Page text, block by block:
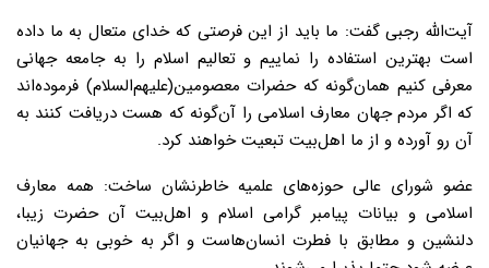
آیت‌الله رجبی گفت: ما باید از این فرصتی که خدای متعال به ما داده
است بهترین استفاده را نماییم و تعالیم اسلام را به جامعه جهانی
معرفی کنیم همان‌گونه که حضرات معصومین(علیهم‌السلام) فرموده‌اند
که اگر مردم جهان معارف اسلامی را آن‌گونه که هست دریافت کنند به
آن رو آورده و از ما اهل‌بیت تبعیت خواهند کرد.
عضو شورای عالی حوزه‌های علمیه خاطرنشان ساخت: همه معارف
اسلامی و بیانات پیامبر گرامی اسلام و اهل‌بیت آن حضرت زیبا،
دلنشین و مطابق با فطرت انسان‌هاست و اگر به خوبی به جهانیان